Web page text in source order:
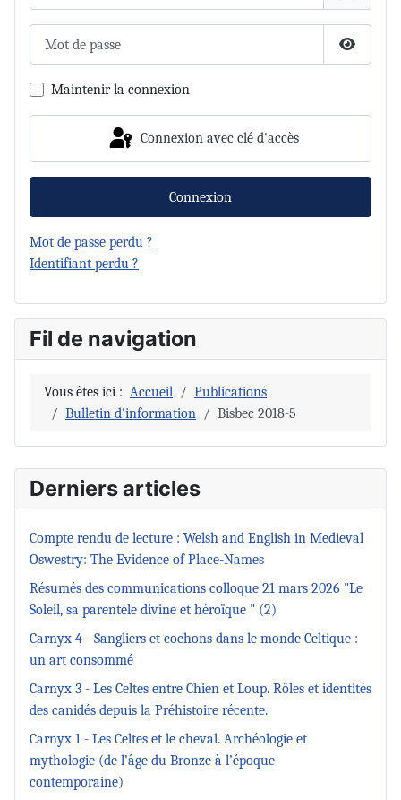
Afficher
Maintenir la connexion
Connexion avec clé d'accès
Connexion
Mot de passe perdu ?
Identifiant perdu ?
Fil de navigation
Vous êtes ici : Accueil
Publications
Bulletin d'information
Bisbec 2018-5
Derniers articles
Compte rendu de lecture : Welsh and English in Medieval
Oswestry: The Evidence of Place-Names
Résumés des communications colloque 21 mars 2026 "Le
Soleil, sa parentèle divine et héroïque " (2)
Carnyx 4 - Sangliers et cochons dans le monde Celtique :
un art consommé
Carnyx 3 - Les Celtes entre Chien et Loup. Rôles et identités
des canidés depuis la Préhistoire récente.
Carnyx 1 - Les Celtes et le cheval. Archéologie et
mythologie (de l’âge du Bronze à l’époque
contemporaine)